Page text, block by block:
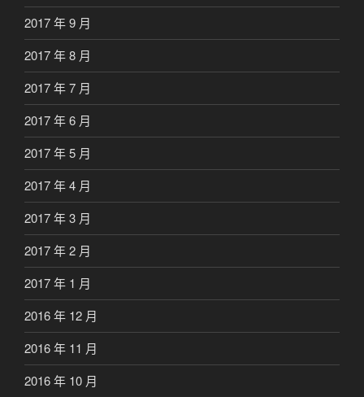
2017 年 9 月
2017 年 8 月
2017 年 7 月
2017 年 6 月
2017 年 5 月
2017 年 4 月
2017 年 3 月
2017 年 2 月
2017 年 1 月
2016 年 12 月
2016 年 11 月
2016 年 10 月